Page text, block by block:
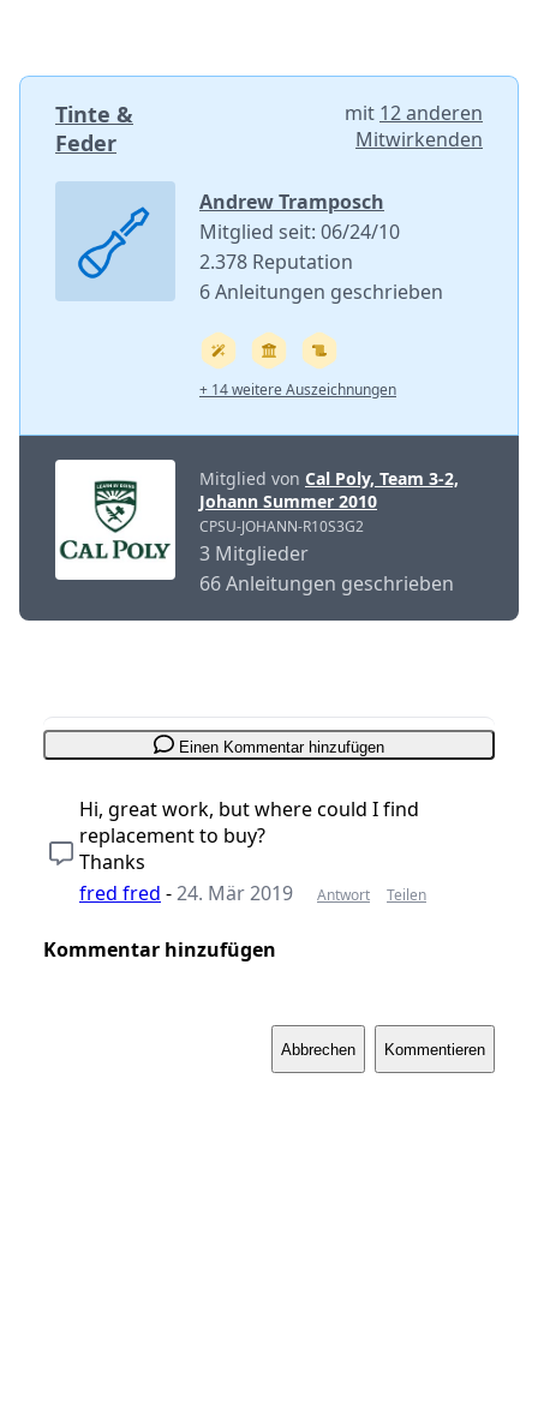
Tinte &
Feder
mit 12 anderen
Mitwirkenden
Andrew Tramposch
Mitglied seit: 06/24/10
2.378 Reputation
6 Anleitungen geschrieben
+ 14 weitere Auszeichnungen
Mitglied von Cal Poly, Team 3-2,
Johann Summer 2010
CPSU-JOHANN-R10S3G2
3 Mitglieder
66 Anleitungen geschrieben
Einen Kommentar hinzufügen
Hi, great work, but where could I find
replacement to buy?
Thanks
fred fred -24. Mär 2019 Antwort Teilen
Kommentar hinzufügen
Abbrechen Kommentieren